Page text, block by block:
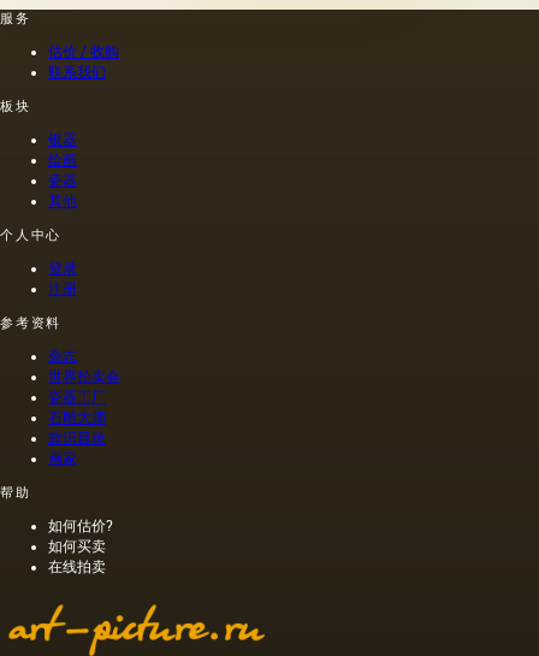
服务
估价 / 收购
联系我们
板块
银器
绘画
瓷器
其他
个人中心
登录
注册
参考资料
杂志
世界拍卖会
瓷器工厂
石雕大师
款识目录
画家
帮助
如何估价?
如何买卖
在线拍卖